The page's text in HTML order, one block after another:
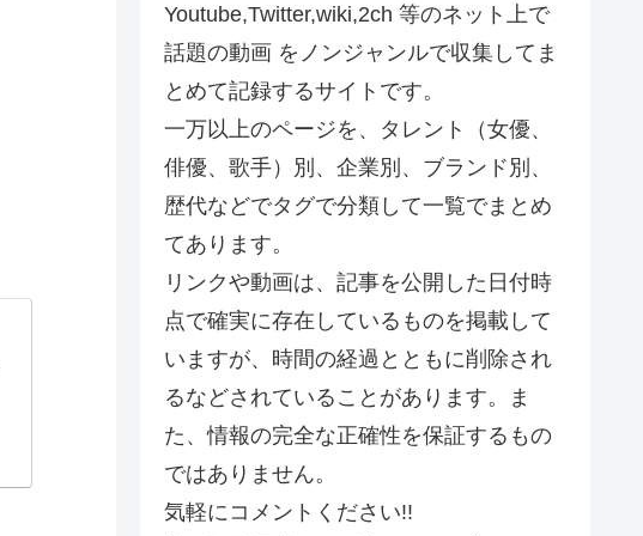
Youtube,Twitter,wiki,2ch 等のネット上で
話題の動画 をノンジャンルで収集してま
とめて記録するサイトです。
一万以上のページを、タレント（女優、
俳優、歌手）別、企業別、ブランド別、
歴代などでタグで分類して一覧でまとめ
てあります。
リンクや動画は、記事を公開した日付時
点で確実に存在しているものを掲載して
いますが、時間の経過とともに削除され
るなどされていることがあります。ま
た、情報の完全な正確性を保証するもの
ではありません。
気軽にコメントください!!